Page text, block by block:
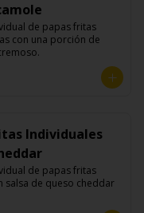
de papas fritas
con una porción de
Individuales
de papas fritas
salsa de queso cheddar